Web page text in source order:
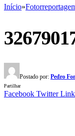
Início»
Postado por: Pedro
Partilhar
Facebook Twitter